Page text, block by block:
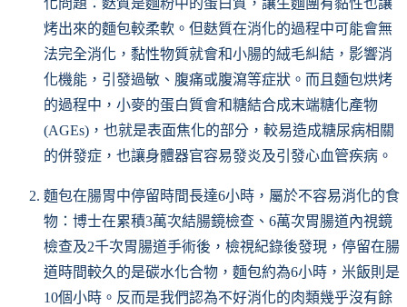
化問題：麩質是麵粉中的蛋白質，讓生麵團有黏性也讓
烤出來的麵包較柔軟。但麩質在消化的過程中可能會無
法完全消化，黏性物質就會和小腸的絨毛糾結，影響消
化機能，引發過敏、腹痛或腹瀉等症狀。而且麵包烘烤
的過程中，小麥的蛋白質會和糖結合成末端糖化產物
(AGEs)，也就是表面焦化的部分，較易造成糖尿病相關
的併發症，也讓身體器官容易發炎及引發心血管疾病。
麵包在腸胃中停留時間長達6小時，屬於不容易消化的食
物：博士在累積3萬次結腸鏡檢查、6萬次胃腸道內視鏡
檢查及2千次胃腸道手術後，檢視紀錄後發現，停留在腸
道時間較久的是碳水化合物，麵包約為6小時，米飯則是
10個小時。反而是我們認為不好消化的肉類幾乎沒有餘